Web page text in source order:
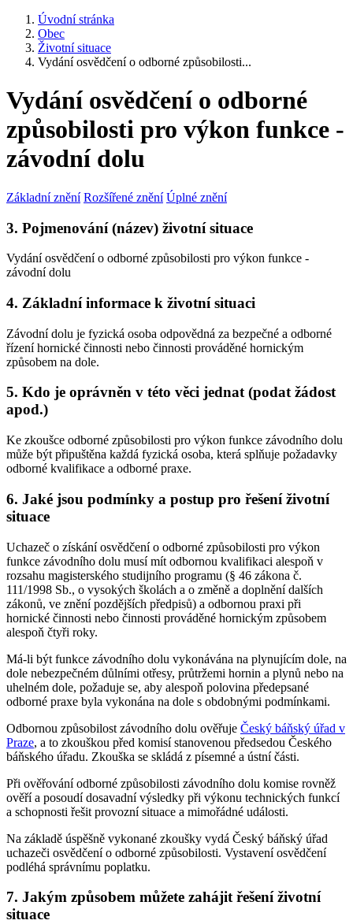
Úvodní stránka
Obec
Životní situace
Vydání osvědčení o odborné způsobilosti...
Vydání osvědčení o odborné
způsobilosti pro výkon funkce -
závodní dolu
Základní znění Rozšířené znění Úplné znění
3. Pojmenování (název) životní situace
Vydání osvědčení o odborné způsobilosti pro výkon funkce -
závodní dolu
4. Základní informace k životní situaci
Závodní dolu je fyzická osoba odpovědná za bezpečné a odborné
řízení hornické činnosti nebo činnosti prováděné hornickým
způsobem na dole.
5. Kdo je oprávněn v této věci jednat (podat žádost
apod.)
Ke zkoušce odborné způsobilosti pro výkon funkce závodního dolu
může být připuštěna každá fyzická osoba, která splňuje požadavky
odborné kvalifikace a odborné praxe.
6. Jaké jsou podmínky a postup pro řešení životní
situace
Uchazeč o získání osvědčení o odborné způsobilosti pro výkon
funkce závodního dolu musí mít odbornou kvalifikaci alespoň v
rozsahu magisterského studijního programu (§ 46 zákona č.
111/1998 Sb., o vysokých školách a o změně a doplnění dalších
zákonů, ve znění pozdějších předpisů) a odbornou praxi při
hornické činnosti nebo činnosti prováděné hornickým způsobem
alespoň čtyři roky.
Má-li být funkce závodního dolu vykonávána na plynujícím dole, na
dole nebezpečném důlními otřesy, průtržemi hornin a plynů nebo na
uhelném dole, požaduje se, aby alespoň polovina předepsané
odborné praxe byla vykonána na dole s obdobnými podmínkami.
Odbornou způsobilost závodního dolu ověřuje Český báňský úřad v
Praze, a to zkouškou před komisí stanovenou předsedou Českého
báňského úřadu. Zkouška se skládá z písemné a ústní části.
Při ověřování odborné způsobilosti závodního dolu komise rovněž
ověří a posoudí dosavadní výsledky při výkonu technických funkcí
a schopnosti řešit provozní situace a mimořádné události.
Na základě úspěšně vykonané zkoušky vydá Český báňský úřad
uchazeči osvědčení o odborné způsobilosti. Vystavení osvědčení
podléhá správnímu poplatku.
7. Jakým způsobem můžete zahájit řešení životní
situace